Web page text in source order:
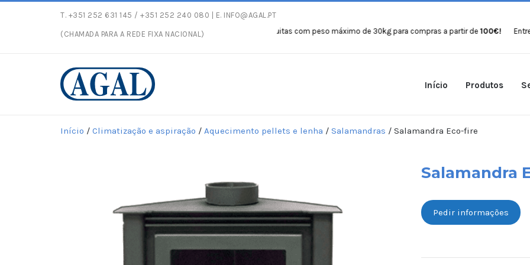
T. +351 252 631 145 / +351 252 240 080 | E. INFO@AGAL.PT
(CHAMADA PARA A REDE FIXA NACIONAL)Entregas gratuitas com peso máximo de 30kg para compras a partir de100€! Entregas
Início Produtos
Início / Climatização e aspiração / Aquecimento pellets e lenha / Salamandras / Salamandra Eco-fire
Salamandra
Pedir informações